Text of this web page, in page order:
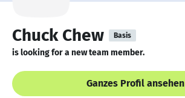
Chuck Chew Basis
is looking for a new team member.
Ganzes Profil ansehen